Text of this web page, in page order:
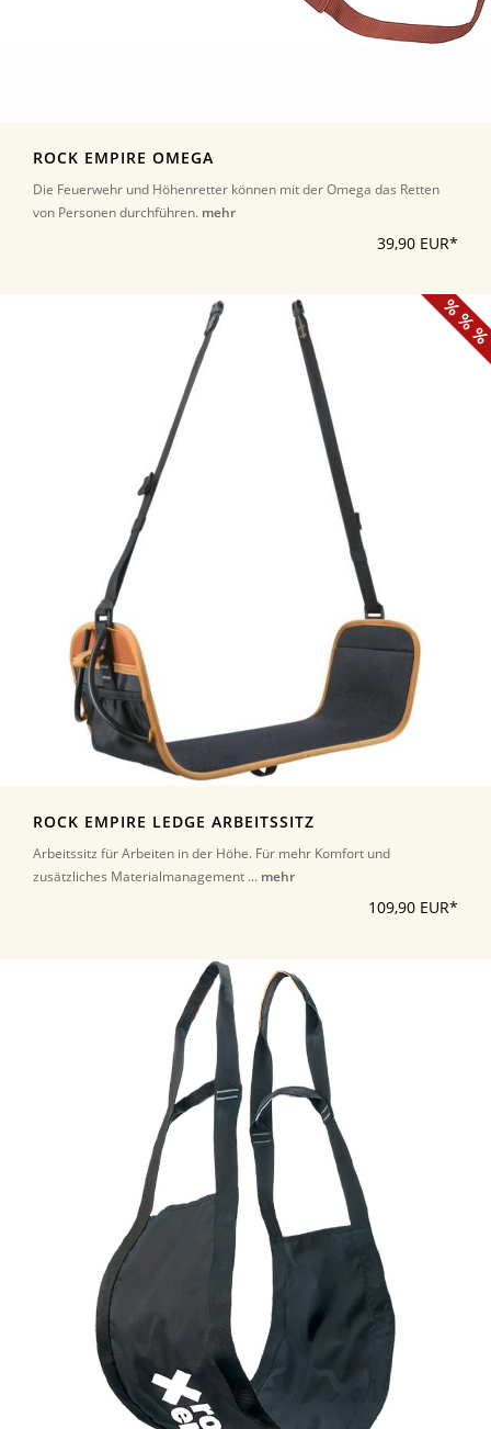
ROCK EMPIRE OMEGA
Die Feuerwehr und Höhenretter können mit der Omega das Retten
von Personen durchführen. mehr
39,90 EUR*
ROCK EMPIRE LEDGE ARBEITSSITZ
Arbeitssitz für Arbeiten in der Höhe. Für mehr Komfort und
zusätzliches Materialmanagement ... mehr
109,90 EUR*